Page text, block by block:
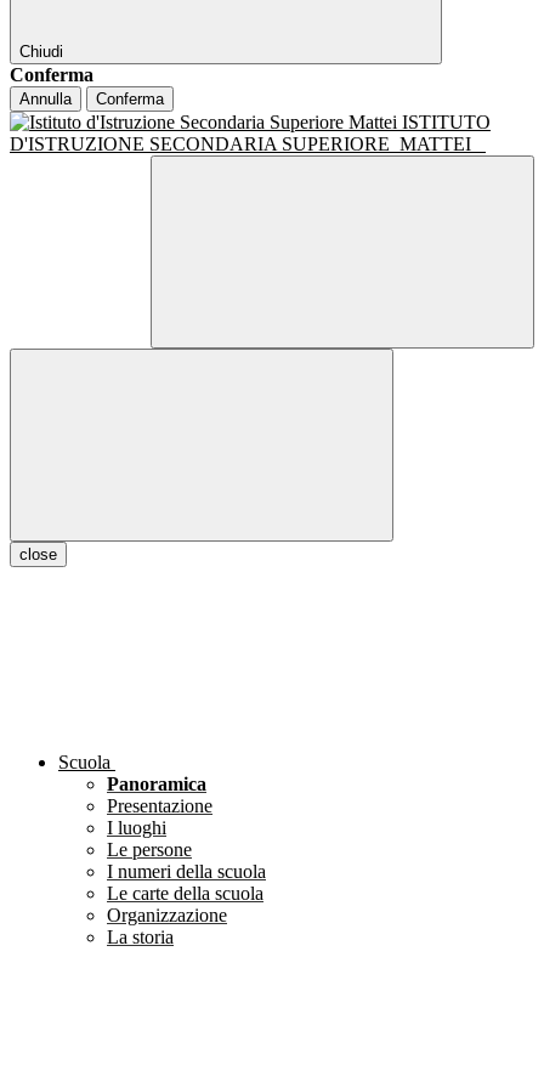
Chiudi
Conferma
Annulla Conferma
ISTITUTO
D'ISTRUZIONE SECONDARIA SUPERIORE MATTEI
close
Scuola
Panoramica
Presentazione
I luoghi
Le persone
I numeri della scuola
Le carte della scuola
Organizzazione
La storia